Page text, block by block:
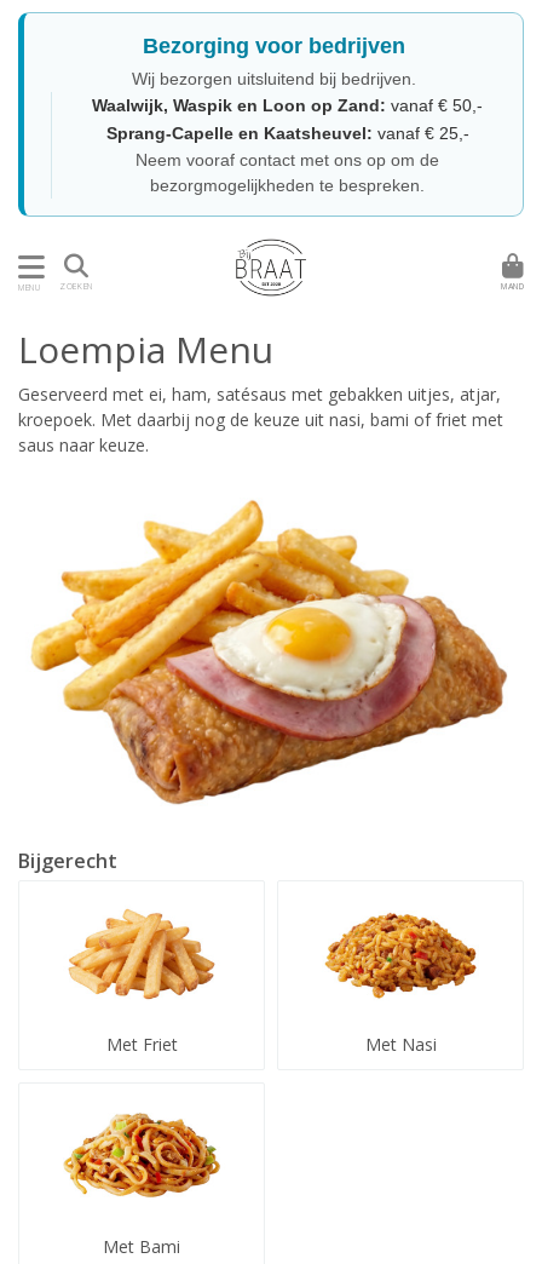
Bezorging voor bedrijven
Wij bezorgen uitsluitend bij bedrijven.
Waalwijk, Waspik en Loon op Zand: vanaf € 50,-
Sprang-Capelle en Kaatsheuvel: vanaf € 25,-
Neem vooraf contact met ons op om de
bezorgmogelijkheden te bespreken.
MENU ZOEKEN MAND
Loempia Menu
Geserveerd met ei, ham, satésaus met gebakken uitjes, atjar,
kroepoek. Met daarbij nog de keuze uit nasi, bami of friet met
saus naar keuze.
Bijgerecht
Met Friet Met Nasi
Met Bami